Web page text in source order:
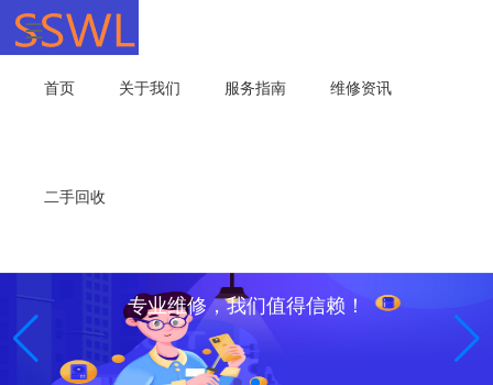
首页 关于我们 服务指南 维修资讯
二手回收
专业维修，我们值得信赖！